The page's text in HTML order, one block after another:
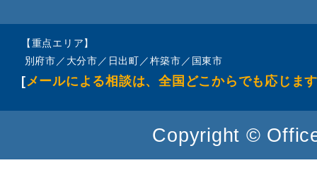
【重点エリア】
別府市／大分市／日出町／杵築市／国東市
[ メールによる相談は、全国どこからでも応じま
Copyright ©